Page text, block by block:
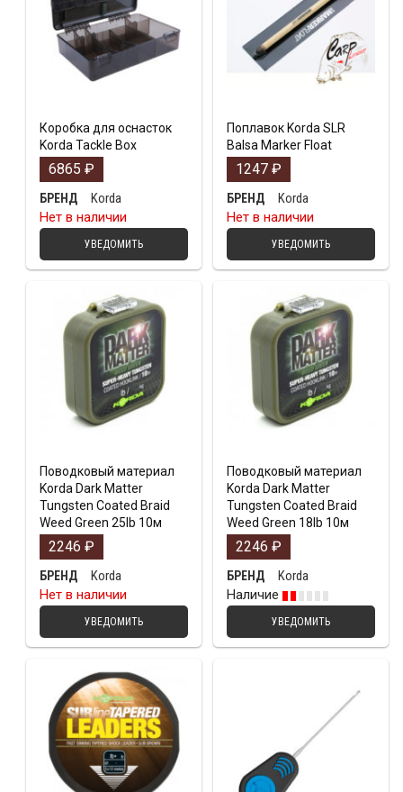
Коробка для оснасток
Korda Tackle Box
6865 ₽
БРЕНД
Korda
Нет в наличии
УВЕДОМИТЬ
Поплавок Korda SLR
Balsa Marker Float
1247 ₽
БРЕНД
Korda
Нет в наличии
УВЕДОМИТЬ
Поводковый материал
Korda Dark Matter
Tungsten Coated Braid
Weed Green 25lb 10м
2246 ₽
БРЕНД
Korda
Нет в наличии
УВЕДОМИТЬ
Поводковый материал
Korda Dark Matter
Tungsten Coated Braid
Weed Green 18lb 10м
2246 ₽
БРЕНД
Korda
Наличие
УВЕДОМИТЬ